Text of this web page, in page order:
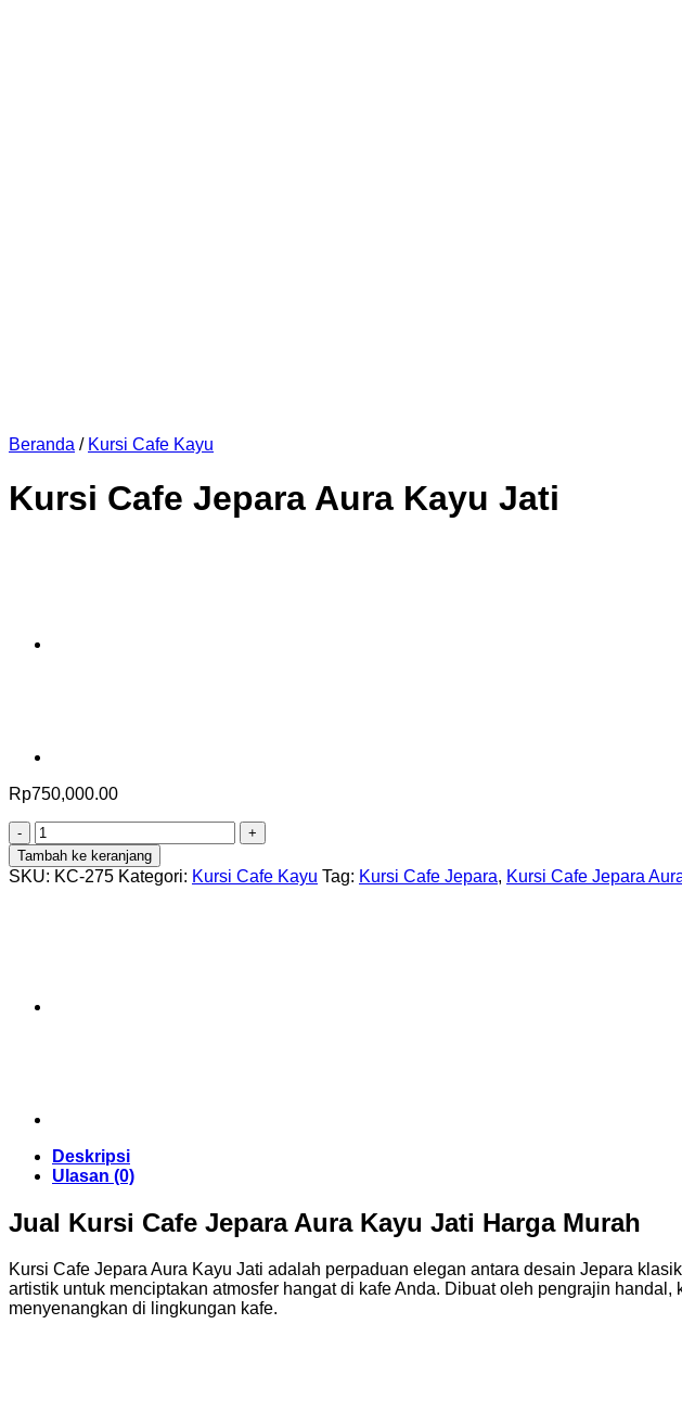
Beranda / Kursi Cafe Kayu
Kursi Cafe Jepara Aura Kayu Jati
Rp750,000.00
Kuantitas
Kursi
Cafe
Jepara
Tambah ke keranjang
SKU: KC-275 Kategori: Kursi Cafe Kayu Tag: Kursi Cafe Jepara, Kursi Cafe Jepara
Deskripsi
Ulasan (0)
Jual Kursi Cafe Jepara Aura Kayu Jati Harga Murah
Kursi Cafe Jepara Aura Kayu Jati adalah perpaduan elegan antara desain Jepara
artistik untuk menciptakan atmosfer hangat di kafe Anda. Dibuat oleh pengrajin
menyenangkan di lingkungan kafe.